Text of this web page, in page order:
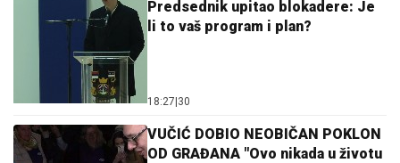
Predsednik upitao blokadere: Je
li to vaš program i plan?
18:27 30
VUČIĆ DOBIO NEOBIČAN POKLON
OD GRAĐANA "Ovo nikada u životu